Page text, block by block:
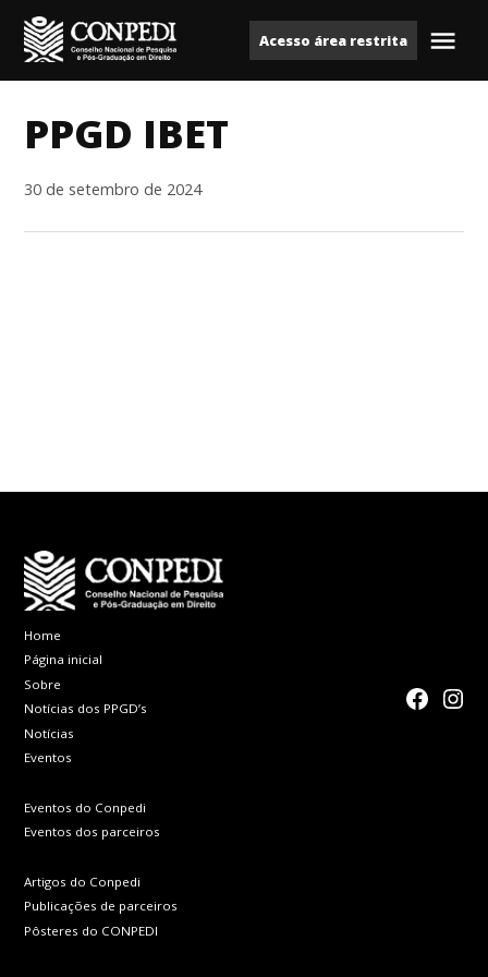
para
o
ConpediAcesso área restrita
PPGD IBET
30 de setembro de 2024
Home
Página inicial
Sobre
Notícias dos PPGD’s
Notícias
Eventos
Eventos do Conpedi
Eventos dos parceiros
Artigos do Conpedi
Publicações de parceiros
Pôsteres do CONPEDI